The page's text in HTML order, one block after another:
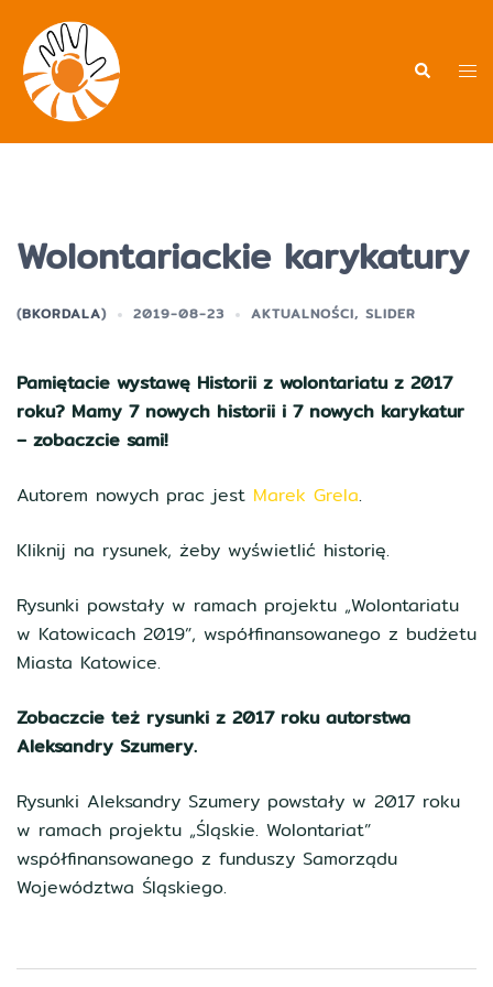
treści
Wolontariackie karykatury
(BKORDALA) 2019-08-23 AKTUALNOŚCI, SLIDER
Pamiętacie wystawę Historii z wolontariatu z 2017
roku? Mamy 7 nowych historii i 7 nowych karykatur
– zobaczcie sami!
Autorem nowych prac jest Marek Grela.
Kliknij na rysunek, żeby wyświetlić historię.
Rysunki powstały w ramach projektu „Wolontariatu
w Katowicach 2019”, współfinansowanego z budżetu
Miasta Katowice.
Zobaczcie też rysunki z 2017 roku autorstwa
Aleksandry Szumery.
Rysunki Aleksandry Szumery powstały w 2017 roku
w ramach projektu „Śląskie. Wolontariat”
współfinansowanego z funduszy Samorządu
Województwa Śląskiego.